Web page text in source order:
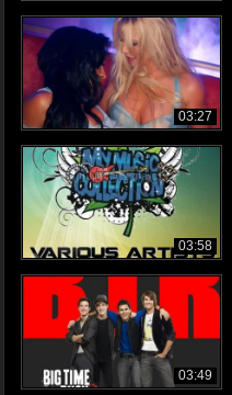
03:27
03:58
03:49